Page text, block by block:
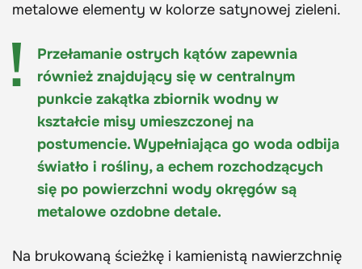
metalowe elementy w kolorze satynowej zieleni.
Przełamanie ostrych kątów zapewnia
również znajdujący się w centralnym
punkcie zakątka zbiornik wodny w
kształcie misy umieszczonej na
postumencie. Wypełniająca go woda odbija
światło i rośliny, a echem rozchodzących
się po powierzchni wody okręgów są
metalowe ozdobne detale.
Na brukowaną ścieżkę i kamienistą nawierzchnię